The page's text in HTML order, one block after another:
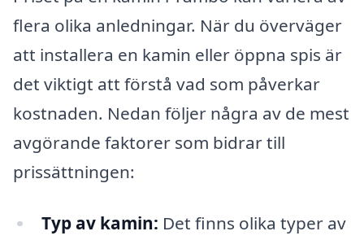
flera olika anledningar. När du överväger
att installera en kamin eller öppna spis är
det viktigt att förstå vad som påverkar
kostnaden. Nedan följer några av de mest
avgörande faktorer som bidrar till
prissättningen:
Typ av kamin: Det finns olika typer av